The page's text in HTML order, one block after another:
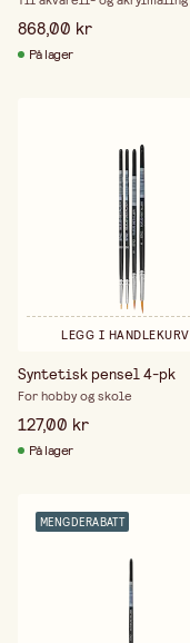
868,00 kr
På lager
LEGG I HANDLEKURV
Syntetisk pensel 4-pk
For hobby og skole
127,00 kr
På lager
MENGDERABATT